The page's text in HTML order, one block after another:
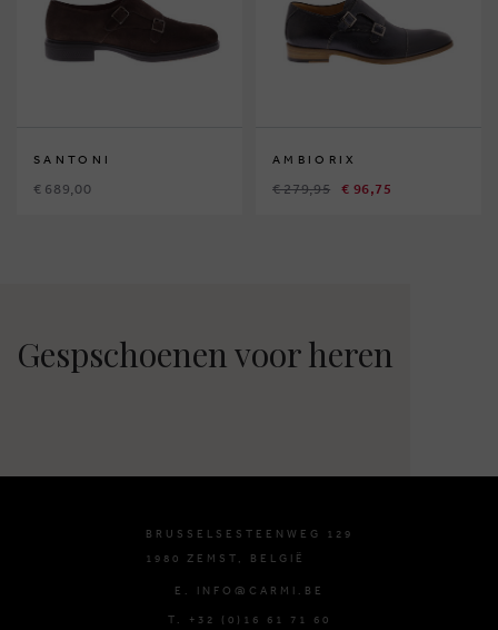
SANTONI
€ 689,00
AMBIORIX
€ 279,95 € 96,75
Gespschoenen voor heren
BRUSSELSESTEENWEG 129
1980 ZEMST, BELGIË
E. INFO@CARMI.BE
T. +32 (0)16 61 71 60